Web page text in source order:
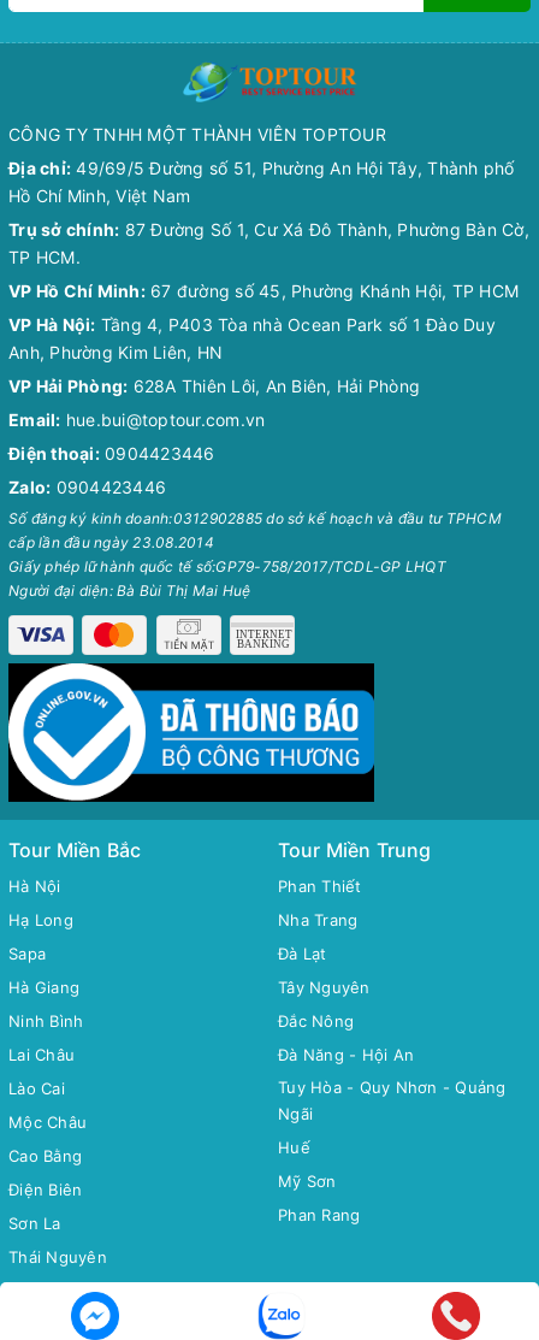
CÔNG TY TNHH MỘT THÀNH VIÊN TOPTOUR
Địa chỉ: 49/69/5 Đường số 51, Phường An Hội Tây, Thành phố
Hồ Chí Minh, Việt Nam
Trụ sở chính: 87 Đường Số 1, Cư Xá Đô Thành, Phường Bàn Cờ,
TP HCM.
VP Hồ Chí Minh: 67 đường số 45, Phường Khánh Hội, TP HCM
VP Hà Nội: Tầng 4, P403 Tòa nhà Ocean Park số 1 Đào Duy
Anh, Phường Kim Liên, HN
VP Hải Phòng: 628A Thiên Lôi, An Biên, Hải Phòng
Email: hue.bui@toptour.com.vn
Điện thoại: 0904423446
Zalo: 0904423446
Số đăng ký kinh doanh:0312902885 do sở kế hoạch và đầu tư TPHCM
cấp lần đầu ngày 23.08.2014
Giấy phép lữ hành quốc tế số:GP79-758/2017/TCDL-GP LHQT
Người đại diện: Bà Bùi Thị Mai Huệ
Tour Miền Bắc
Hà Nội
Hạ Long
Sapa
Hà Giang
Ninh Bình
Lai Châu
Lào Cai
Mộc Châu
Cao Bằng
Điện Biên
Sơn La
Thái Nguyên
Tour Miền Trung
Phan Thiết
Nha Trang
Đà Lạt
Tây Nguyên
Đắc Nông
Đà Năng - Hội An
Tuy Hòa - Quy Nhơn - Quảng
Ngãi
Huế
Mỹ Sơn
Phan Rang